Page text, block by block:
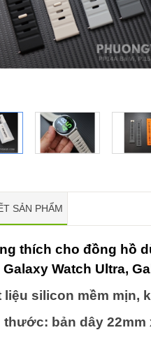
SẢN PHẨM
thích cho đồng hồ
Galaxy Watch Ultra,
liệu silicon mềm mịn,
thước: bản dây 22mm